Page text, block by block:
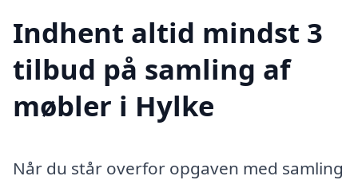
Indhent altid mindst 3
tilbud på samling af
møbler i Hylke
Når du står overfor opgaven med samling